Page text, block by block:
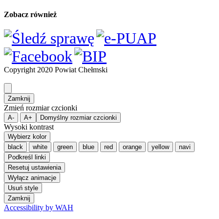
Zobacz również
Copyright 2020 Powiat Chełmski
Zamknij
Zmień rozmiar czcionki
A- A+ Domyślny rozmiar czcionki
Wysoki kontrast
Wybierz kolor
black
white green blue red orange yellow
navi
Podkreśl linki
Resetuj ustawienia
Wyłącz animacje
Usuń style
Zamknij
Accessibility by WAH